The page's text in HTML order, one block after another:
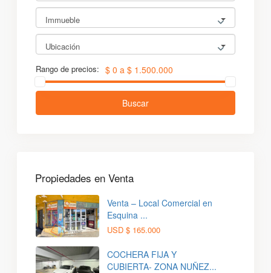
Immueble
Ubicación
Rango de precios: $ 0 a $ 1.500.000
Buscar
Propiedades en Venta
Venta – Local Comercial en
Esquina ...
USD $ 165.000
COCHERA FIJA Y
CUBIERTA- ZONA NUÑEZ...